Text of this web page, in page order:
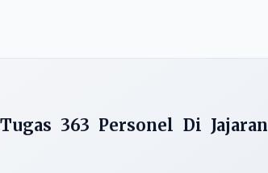
363 Personel Di Jajaran